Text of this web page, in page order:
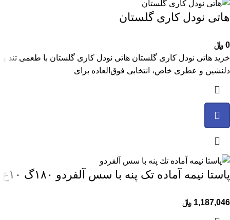
هاتی نودل کاری گلستان
0 ﷼
خرید هاتی نودل کاری گلستان هاتی نودل کاری گلستان با طعمی تند و
دلنشین و عطری خاص، انتخابی فوق‌العاده برای
پاستا نیمه آماده تک پنه با سس آلفردو ۱۸۰گ ۱۰ع
1,187,046 ﷼